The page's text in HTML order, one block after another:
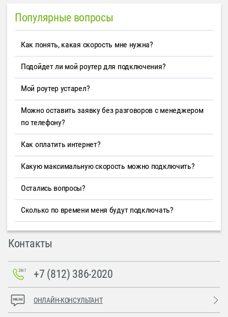
Популярные вопросы
Как понять, какая скорость мне нужна?
Подойдет ли мой роутер для подключения?
Мой роутер устарел?
Можно оставить заявку без разговоров с менеджером
по телефону?
Как оплатить интернет?
Какую максимальную скорость можно подключить?
Остались вопросы?
Сколько по времени меня будут подключать?
Контакты
+7 (812) 386-2020
ОНЛАЙН-КОНСУЛЬТАНТ